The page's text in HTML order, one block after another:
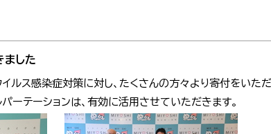
ました
ルス感染症対策に対し、たくさんの方々より寄付をいた
ーテーションは、有効に活用させていただきます。